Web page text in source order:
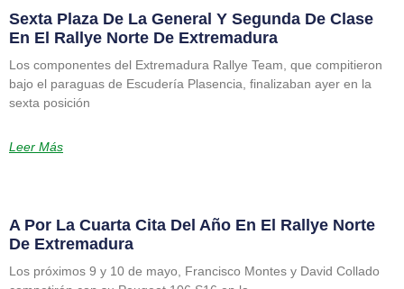
Sexta Plaza De La General Y Segunda De Clase
En El Rallye Norte De Extremadura
Los componentes del Extremadura Rallye Team, que compitieron
bajo el paraguas de Escudería Plasencia, finalizaban ayer en la
sexta posición
Leer Más
A Por La Cuarta Cita Del Año En El Rallye Norte
De Extremadura
Los próximos 9 y 10 de mayo, Francisco Montes y David Collado